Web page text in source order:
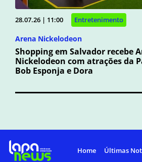
28.07.26 | 11:00 Entretenimento
Arena Nickelodeon
Shopping em Salvador recebe
Nickelodeon com atrações da
Bob Esponja e Dora
Home Últimas